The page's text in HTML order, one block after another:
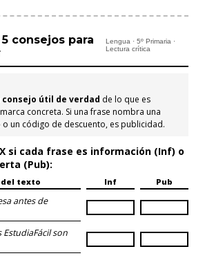
consejos para
Lengua · 5º Primaria ·
Lectura crítica
consejo útil de verdad de lo que es
concreta. Si una frase nombra una
un código de descuento, es publicidad.
si cada frase es información (Inf) o
(Pub):
del texto Inf Pub
antes de
EstudiaFácil son